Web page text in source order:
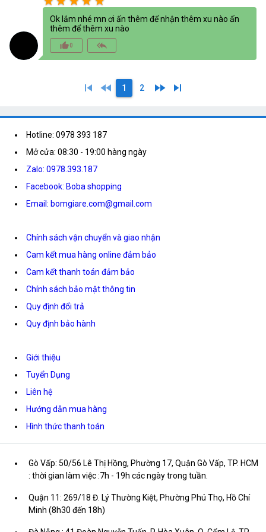
Ok lắm nhé mn ơi ấn thêm để nhận thêm xu nào ấn
thêm để thêm xu nào
thumb_up_alt0 reply_all
skip_previous fast_rewind 1 2 fast_forward skip_next
Hotline: 0978 393 187
Mở cửa: 08:30 - 19:00 hàng ngày
Zalo: 0978.393.187
Facebook: Boba shopping
Email: bomgiare.com@gmail.com
Chính sách vận chuyển và giao nhận
Cam kết mua hàng online đảm bảo
Cam kết thanh toán đảm bảo
Chính sách bảo mật thông tin
Quy định đổi trả
Quy định bảo hành
Giới thiệu
Tuyển Dụng
Liên hệ
Hướng dẫn mua hàng
Hình thức thanh toán
Gò Vấp: 50/56 Lê Thị Hồng, Phường 17, Quận Gò Vấp, TP. HCM
: thời gian làm việc :7h - 19h các ngày trong tuần.
Quận 11: 269/18 Đ. Lý Thường Kiệt, Phường Phú Thọ, Hồ Chí
Minh (8h30 đến 18h)